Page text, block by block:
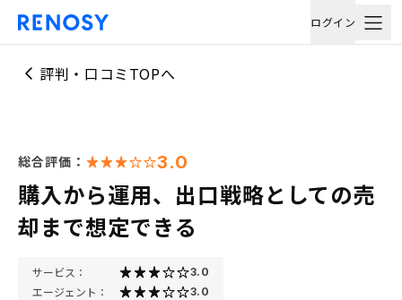
ログイン
評判・口コミTOPへ
総合評価： 3.0
購入から運用、出口戦略としての売
却まで想定できる
サービス： 3.0
エージェント： 3.0